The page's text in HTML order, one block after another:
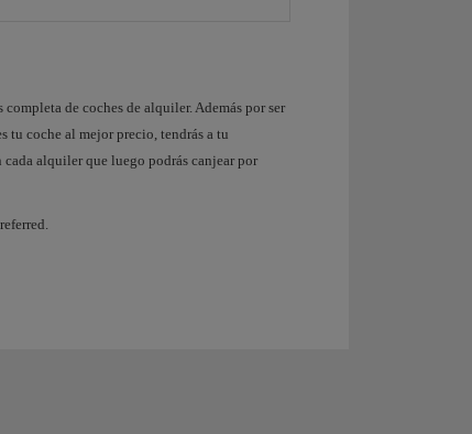
de coches de alquiler. Además por ser
tu coche al mejor precio, tendrás a tu
alquiler que luego podrás canjear por